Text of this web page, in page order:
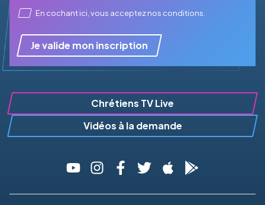
En cochant ici, vous accepteznos conditions
Je valide mon inscription
Chrétiens TV Live
Vidéos à la demande